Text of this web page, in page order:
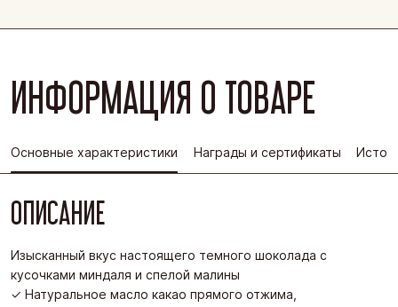
ИНФОРМАЦИЯ О ТОВАРЕ
Основные характеристики Награды и сертификаты
ОПИСАНИЕ
Изысканный вкус настоящего темного шоколада с
кусочками миндаля и спелой малины
✓ Натуральное масло какао прямого отжима,